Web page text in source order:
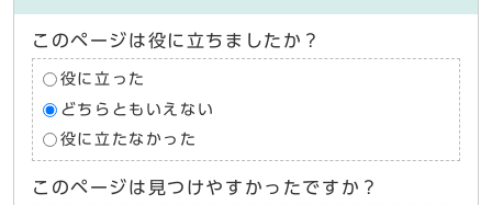
このページは役に立ちましたか？
役に立った
どちらともいえない
役に立たなかった
このページは見つけやすかったですか？